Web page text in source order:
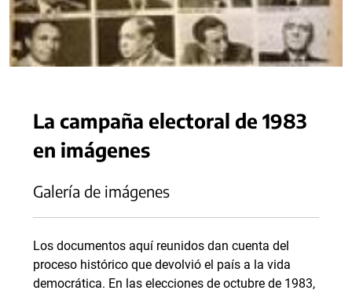
La campaña electoral de 1983
en imágenes
Galería de imágenes
Los documentos aquí reunidos dan cuenta del
proceso histórico que devolvió el país a la vida
democrática. En las elecciones de octubre de 1983,